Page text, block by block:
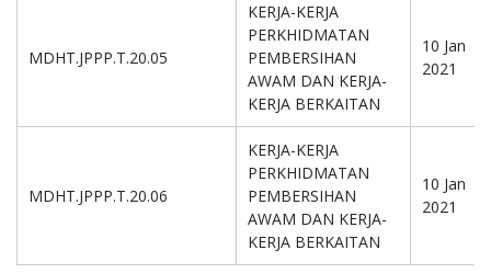
MDHT.JPPP.T.20.05
KERJA-KERJA
PERKHIDMATAN
PEMBERSIHAN
AWAM DAN KERJA-
KERJA BERKAITAN
10 Jan
2021
MDHT.JPPP.T.20.06
KERJA-KERJA
PERKHIDMATAN
PEMBERSIHAN
AWAM DAN KERJA-
KERJA BERKAITAN
10 Jan
2021